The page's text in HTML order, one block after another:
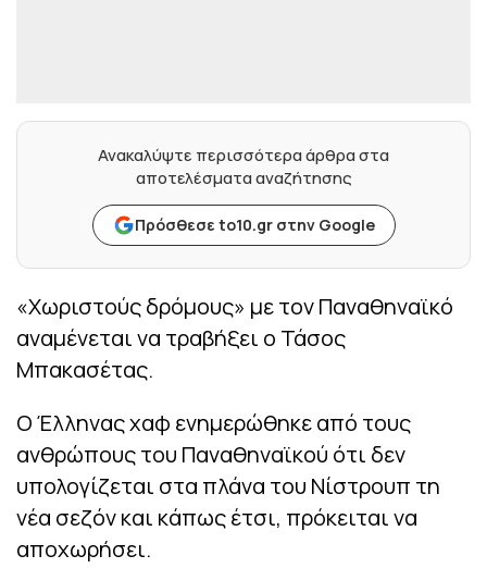
Ανακαλύψτε περισσότερα άρθρα στα
αποτελέσματα αναζήτησης
Πρόσθεσε to10.gr στην Google
«Χωριστούς δρόμους» με τον Παναθηναϊκό
αναμένεται να τραβήξει ο Τάσος
Μπακασέτας.
Ο Έλληνας χαφ ενημερώθηκε από τους
ανθρώπους του Παναθηναϊκού ότι δεν
υπολογίζεται στα πλάνα του Νίστρουπ τη
νέα σεζόν και κάπως έτσι, πρόκειται να
αποχωρήσει.